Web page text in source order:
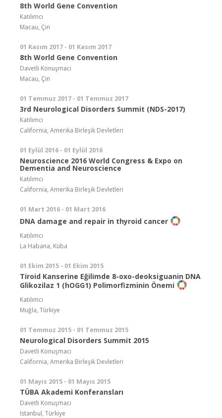
8th World Gene Convention
Katılımcı
Macau, Çin
01 Kasım 2017 - 01 Kasım 2017
8th World Gene Convention
Davetli Konuşmacı
Macau, Çin
01 Temmuz 2017 - 01 Temmuz 2017
3rd Neurological Disorders Summit (NDS-2017)
Katılımcı
California, Amerika Birleşik Devletleri
01 Eylül 2016 - 01 Eylül 2016
Neuroscience 2016 World Congress & Expo on
Dementia and Neuroscience
Katılımcı
California, Amerika Birleşik Devletleri
01 Mart 2016 - 01 Mart 2016
DNA damage and repair in thyroid cancer
Katılımcı
La Habana, Küba
01 Ekim 2015 - 01 Ekim 2015
Tiroid Kanserine Eğilimde 8-oxo-deoksiguanin DNA
Glikozilaz 1 (hOGG1) Polimorfizminin Önemi
Katılımcı
Muğla, Türkiye
01 Temmuz 2015 - 01 Temmuz 2015
Neurological Disorders Summit 2015
Davetli Konuşmacı
California, Amerika Birleşik Devletleri
01 Mayıs 2015 - 01 Mayıs 2015
TÜBA Akademi Konferansları
Davetli Konuşmacı
İstanbul, Türkiye